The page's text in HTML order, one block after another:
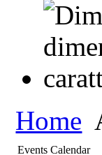
Home
Events Calendar